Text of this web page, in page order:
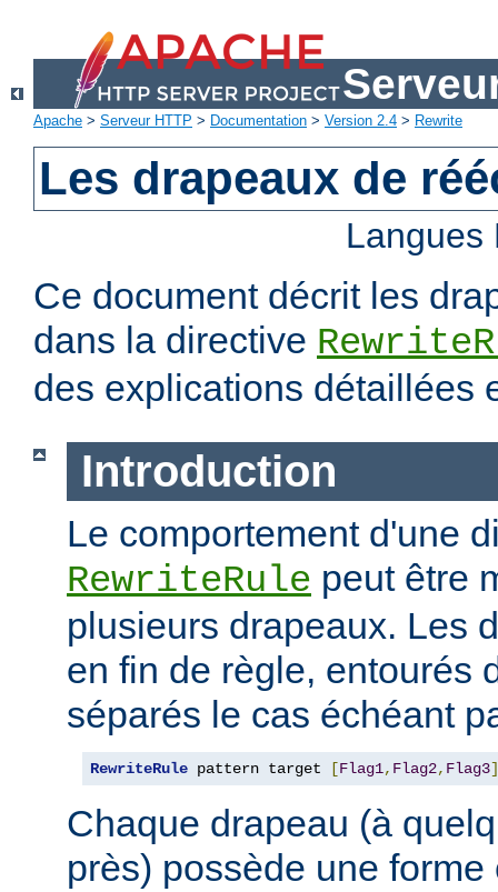
Apache > Serveur HTTP > Documentation > Version 2.4 > Rewrite
Les drapeaux de
Ce document décrit les
dans la directive
des explications détaillées
Introduction
Le comportement d'une
RewriteRule peut être
plusieurs drapeaux. Les
en fin de règle, entourés
séparés le cas échéant
RewriteRule pattern target [Flag1, Flag2, Flag3]
Chaque drapeau (à
près) possède une